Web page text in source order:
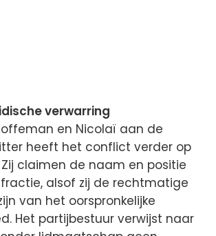
verwarring
en Nicolaï aan de
heeft het conflict verder op
claimen de naam en positie
alsof zij de rechtmatige
van het oorspronkelijke
Het partijbestuur verwijst naar